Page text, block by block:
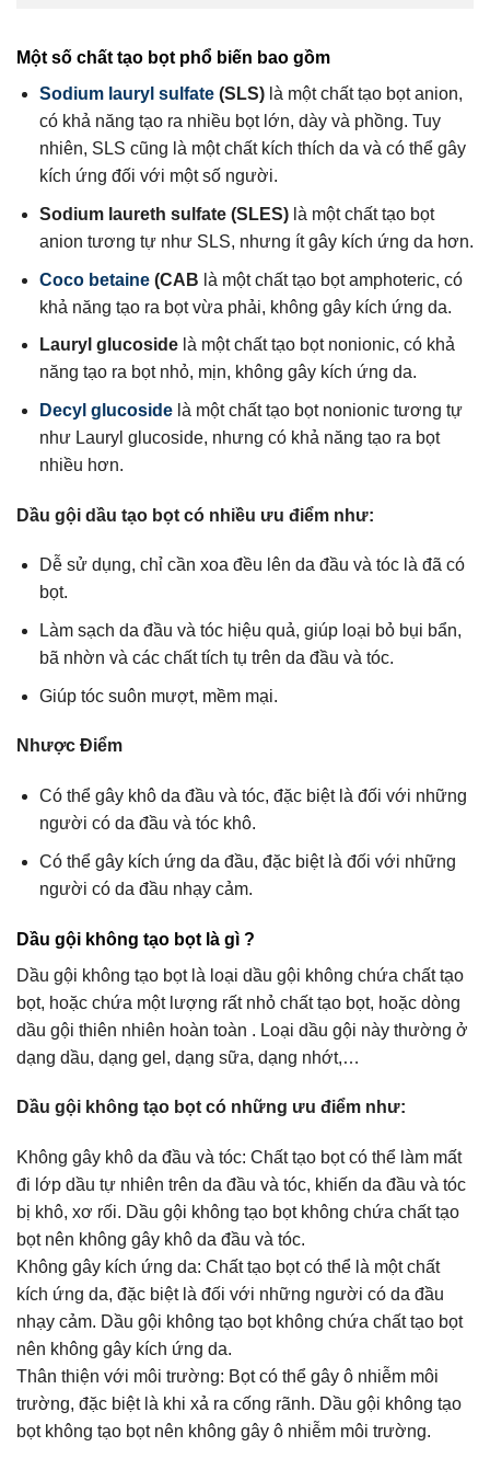
Một số chất tạo bọt phổ biến bao gồm
Sodium lauryl sulfate(SLS)là một chất tạo bọt anion,
có khả năng tạo ra nhiều bọt lớn, dày và phồng. Tuy
nhiên, SLS cũng là một chất kích thích da và có thể gây
kích ứng đối với một số người.
Sodium laureth sulfate (SLES)là một chất tạo bọt
anion tương tự như SLS, nhưng ít gây kích ứng da hơn.
Coco betaine(CAB là một chất tạo bọt amphoteric, có
khả năng tạo ra bọt vừa phải, không gây kích ứng da.
Lauryl glucosidelà một chất tạo bọt nonionic, có khả
năng tạo ra bọt nhỏ, mịn, không gây kích ứng da.
Decyl glucosidelà một chất tạo bọt nonionic tương tự
như Lauryl glucoside, nhưng có khả năng tạo ra bọt
nhiều hơn.
Dầu gội dầu tạo bọt có nhiều ưu điểm như:
Dễ sử dụng, chỉ cần xoa đều lên da đầu và tóc là đã có
bọt.
Làm sạch da đầu và tóc hiệu quả, giúp loại bỏ bụi bẩn,
bã nhờn và các chất tích tụ trên da đầu và tóc.
Giúp tóc suôn mượt, mềm mại.
Nhược Điểm
Có thể gây khô da đầu và tóc, đặc biệt là đối với những
người có da đầu và tóc khô.
Có thể gây kích ứng da đầu, đặc biệt là đối với những
người có da đầu nhạy cảm.
Dầu gội không tạo bọt là gì ?
Dầu gội không tạo bọt là loại dầu gội không chứa chất tạo
bọt, hoặc chứa một lượng rất nhỏ chất tạo bọt, hoặc dòng
dầu gội thiên nhiên hoàn toàn . Loại dầu gội này thường ở
dạng dầu, dạng gel, dạng sữa, dạng nhớt,…
Dầu gội không tạo bọt có những ưu điểm như:
Không gây khô da đầu và tóc: Chất tạo bọt có thể làm mất
đi lớp dầu tự nhiên trên da đầu và tóc, khiến da đầu và tóc
bị khô, xơ rối. Dầu gội không tạo bọt không chứa chất tạo
bọt nên không gây khô da đầu và tóc.
Không gây kích ứng da: Chất tạo bọt có thể là một chất
kích ứng da, đặc biệt là đối với những người có da đầu
nhạy cảm. Dầu gội không tạo bọt không chứa chất tạo bọt
nên không gây kích ứng da.
Thân thiện với môi trường: Bọt có thể gây ô nhiễm môi
trường, đặc biệt là khi xả ra cống rãnh. Dầu gội không tạo
bọt không tạo bọt nên không gây ô nhiễm môi trường.